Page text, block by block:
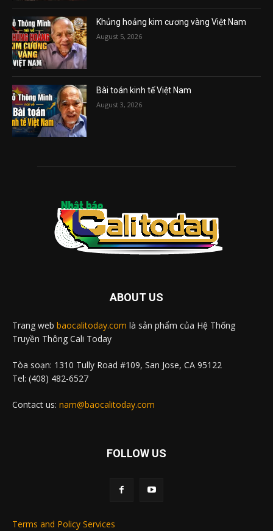
Khủng hoảng kim cương vàng Việt Nam
August 5, 2026
Bài toán kinh tế Việt Nam
August 3, 2026
ABOUT US
Trang web baocalitoday.com là sản phẩm của Hệ Thống
Truyền Thông Cali Today
Tòa soạn: 1310 Tully Road #109, San Jose, CA 95122
Tel: (408) 482-6527
Contact us: nam@baocalitoday.com
FOLLOW US
Terms and Policy Services